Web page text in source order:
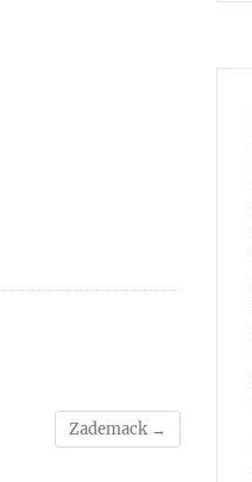
Zademack →